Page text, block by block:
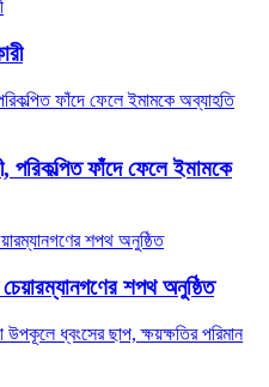
ফাঁদে ফেলে ইমামকে
শপথ অনুষ্ঠিত